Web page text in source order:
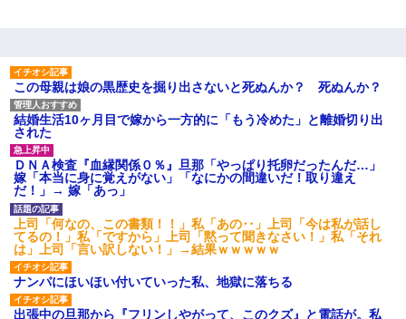
この母親は娘の黒歴史を掘り出さないと死ぬんか？ 死ぬんか？
結婚生活10ヶ月目で嫁から一方的に「もう冷めた」と離婚切り出
された
ＤＮＡ検査『血縁関係０％』旦那「やっぱり托卵だったんだ…」
嫁「本当に身に覚えがない」「なにかの間違いだ！取り違え
だ！」→ 嫁「あっ」
上司「何なの、この書類！！」私「あの‥」上司「今は私が話し
てるの！」私「ですから」上司「黙って聞きなさい！」私「それ
は」上司「言い訳しない！」→結果ｗｗｗｗｗ
ナンパにほいほい付いていった私、地獄に落ちる
出張中の旦那から『フリンしやがって、このクズ』と電話が。私